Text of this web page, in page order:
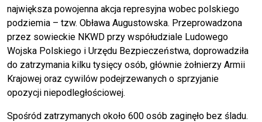
największa powojenna akcja represyjna wobec polskiego
podziemia – tzw. Obława Augustowska. Przeprowadzona
przez sowieckie NKWD przy współudziale Ludowego
Wojska Polskiego i Urzędu Bezpieczeństwa, doprowadziła
do zatrzymania kilku tysięcy osób, głównie żołnierzy Armii
Krajowej oraz cywilów podejrzewanych o sprzyjanie
opozycji niepodległościowej.
Spośród zatrzymanych około 600 osób zaginęło bez śladu.